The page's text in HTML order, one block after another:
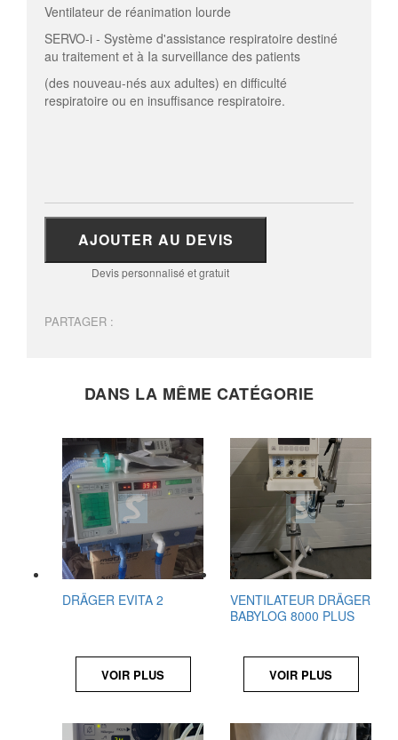
Ventilateur de réanimation lourde
SERVO-i - Système d'assistance respiratoire destiné
au traitement et à Ia surveillance des patients
(des nouveau-nés aux adultes) en difficulté
respiratoire ou en insuffisance respiratoire.
AJOUTER AU DEVIS
Devis personnalisé et gratuit
PARTAGER :
DANS LA MÊME CATÉGORIE
DRÄGER EVITA 2
VOIR PLUS
VENTILATEUR DRÄGER
BABYLOG 8000 PLUS
VOIR PLUS